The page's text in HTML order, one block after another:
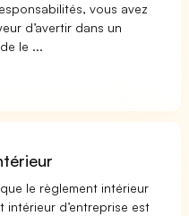
vous avez
d’avertir dans un
le ...
le règlement intérieur
intérieur d’entreprise est